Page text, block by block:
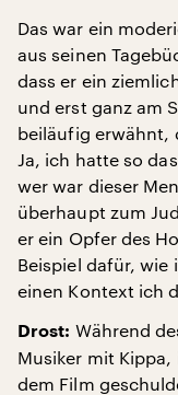
Das war ein
aus seinen
dass er ein
und erst ganz am
beiläufig erwähnt,
Ja, ich hatte so
wer war dieser
überhaupt zum
er ein Opfer des
Beispiel dafür, wie
einen Kontext ich
Drost: Während
Musiker mit
dem Film